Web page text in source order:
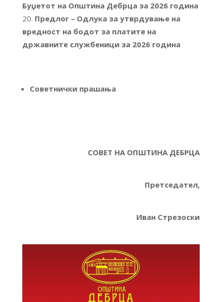
Буџетот на Општина Дебрца за 2026 година
Предлог – Одлука за утврдување на
вредност на бодот за платите на
државните службеници за 2026 година
Советнички прашања
СОВЕТ НА ОПШТИНА ДЕБРЦА
Претседател,
Иван Стрезоски